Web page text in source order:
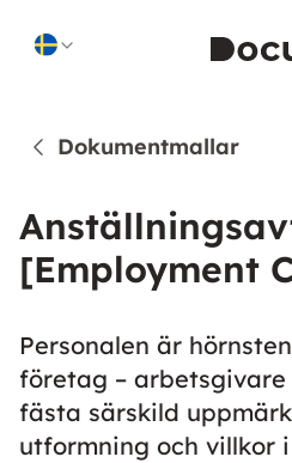
Dokumentmallar
[Employment
Personalen är
företag –
fästa särskild
utformning och villkor